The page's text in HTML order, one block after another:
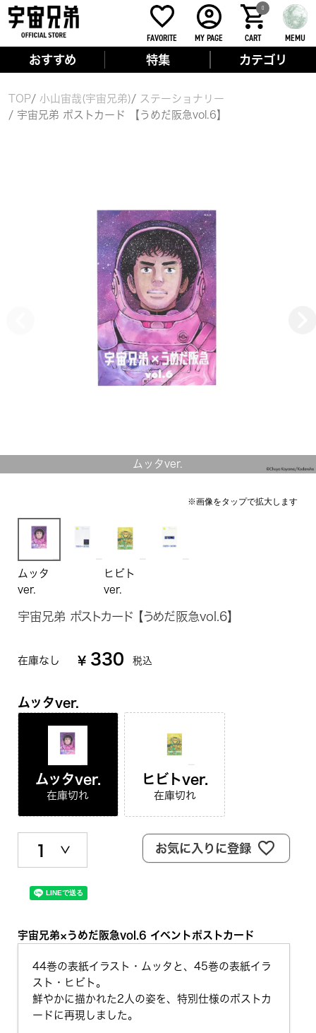
FAVORITE MY PAGE CART
0
MEMU
おすすめ 特集 カテゴリ
TOP 小山宙哉(宇宙兄弟)
ステーショナリー
宇宙兄弟 ポストカード 【うめだ阪急vol.6】
ムッタver.
ムッタ
ver.
ヒビト
ver.
宇宙兄弟 ポストカード 【うめだ阪急vol.6】
在庫なし ¥ 330 税込
ムッタver.
ムッタver.
在庫切れ
ヒビトver.
在庫切れ
お気に入りに登録
宇宙兄弟×うめだ阪急vol.6 イベントポストカード
44巻の表紙イラスト・ムッタと、45巻の表紙イラ
スト・ヒビト。
鮮やかに描かれた2人の姿を、特別仕様のポストカ
ードに再現しました。